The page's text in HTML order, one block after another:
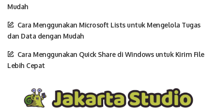
Mudah
Cara Menggunakan Microsoft Lists untuk Mengelola Tugas
dan Data dengan Mudah
Cara Menggunakan Quick Share di Windows untuk Kirim File
Lebih Cepat